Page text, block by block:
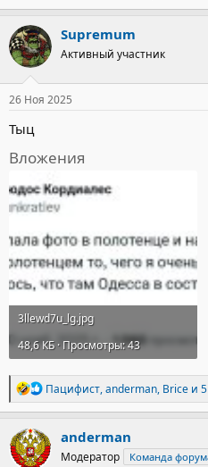
Supremum
Активный участник
26 Ноя 2025
Тыц
Вложения
3llewd7u_lg.jpg
48,6 КБ · Просмотры: 43
Р
е
а
ц
и
Пацифист,anderman, Brice и
anderman
Модератор Команда